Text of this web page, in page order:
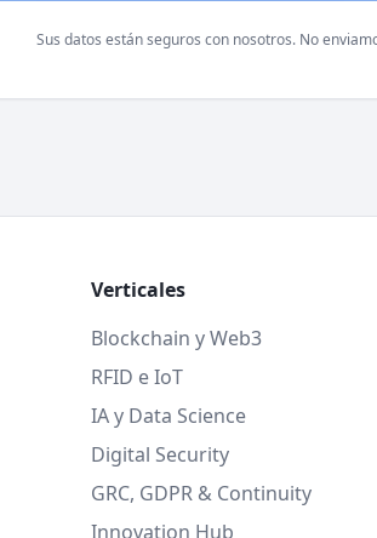
Sus datos están seguros con nosotros. No
Verticales
Blockchain y Web3
RFID e IoT
IA y Data Science
Digital Security
GRC, GDPR & Continuity
Innovation Hub